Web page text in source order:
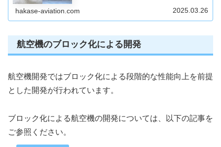
hakase-aviation.com 2025.03.26
航空機のブロック化による開発
航空機開発ではブロック化による段階的な性能向上を前提
とした開発が行われています。
ブロック化による航空機の開発については、以下の記事を
ご参照ください。